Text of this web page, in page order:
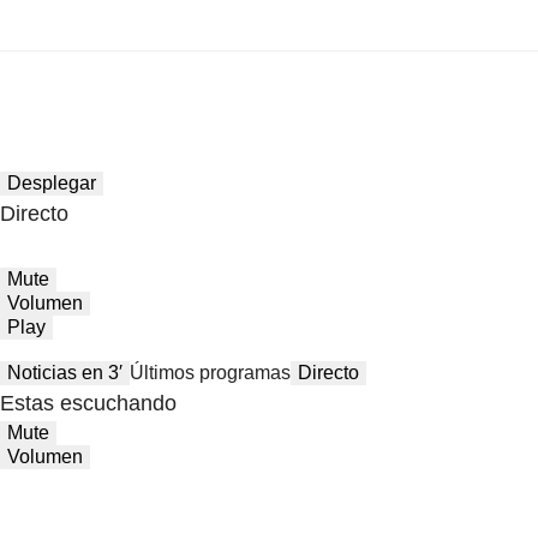
Desplegar
Directo
Mute
Volumen
Play
Noticias en 3′ Últimos programas Directo
Estas escuchando
Mute
Volumen